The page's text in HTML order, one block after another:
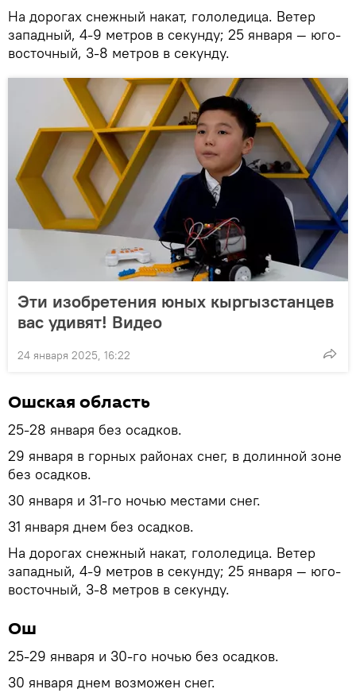
На дорогах снежный накат, гололедица. Ветер
западный, 4-9 метров в секунду; 25 января — юго-
восточный, 3-8 метров в секунду.
Эти изобретения юных кыргызстанцев
вас удивят! Видео
24 января 2025, 16:22
Ошская область
25-28 января без осадков.
29 января в горных районах снег, в долинной зоне
без осадков.
30 января и 31-го ночью местами снег.
31 января днем без осадков.
На дорогах снежный накат, гололедица. Ветер
западный, 4-9 метров в секунду; 25 января — юго-
восточный, 3-8 метров в секунду.
Ош
25-29 января и 30-го ночью без осадков.
30 января днем возможен снег.